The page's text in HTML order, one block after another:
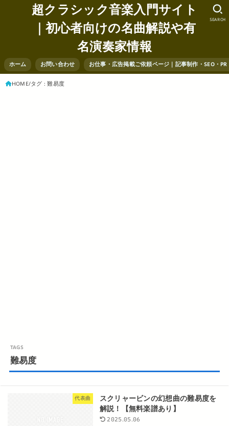
超クラシック音楽入門サイト
｜初心者向けの名曲解説や有
名演奏家情報
ホーム お問い合わせ お仕事・広告掲載ご依頼ページ｜記事制作・SEO・
SEARCH
HOME タグ : 難易度
難易度
代表曲
スクリャービンの幻想曲の難易度を
解説！【無料楽譜あり】
2025.05.06